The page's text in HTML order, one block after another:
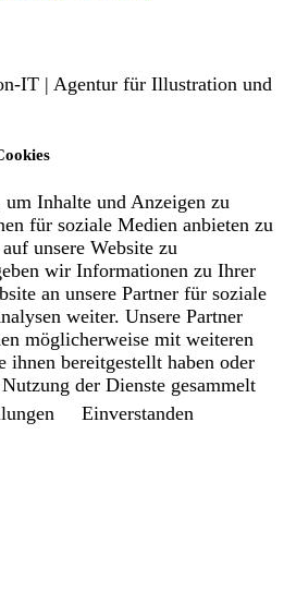
IT | Agentur für Illustration und
Inhalte und Anzeigen zu
für soziale Medien anbieten zu
unsere Website zu
wir Informationen zu Ihrer
an unsere Partner für soziale
weiter. Unsere Partner
möglicherweise mit weiteren
ihnen bereitgestellt haben oder
der Dienste gesammelt
Einverstanden